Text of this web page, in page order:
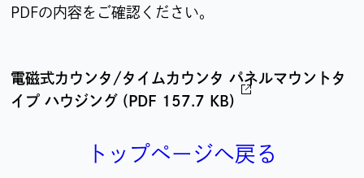
PDFの内容をご確認ください。
電磁式カウンタ/タイムカウンタ パネルマウントタ
イプ ハウジング (PDF 157.7 KB)
トップページへ戻る